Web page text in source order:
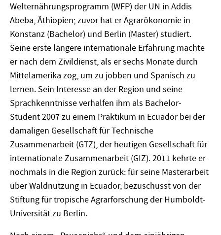
Welternährungsprogramm (WFP) der UN in Addis
Abeba, Äthiopien; zuvor hat er Agrarökonomie in
Konstanz (Bachelor) und Berlin (Master) studiert.
Seine erste längere internationale Erfahrung machte
er nach dem Zivildienst, als er sechs Monate durch
Mittelamerika zog, um zu jobben und Spanisch zu
lernen. Sein Interesse an der Region und seine
Sprachkenntnisse verhalfen ihm als Bachelor-
Student 2007 zu einem Praktikum in Ecuador bei der
damaligen Gesellschaft für Technische
Zusammenarbeit (GTZ), der heutigen Gesellschaft für
internationale Zusammenarbeit (GIZ). 2011 kehrte er
nochmals in die Region zurück: für seine Masterarbeit
über Waldnutzung in Ecuador, bezuschusst von der
Stiftung für tropische Agrarforschung der Humboldt-
Universität zu Berlin.